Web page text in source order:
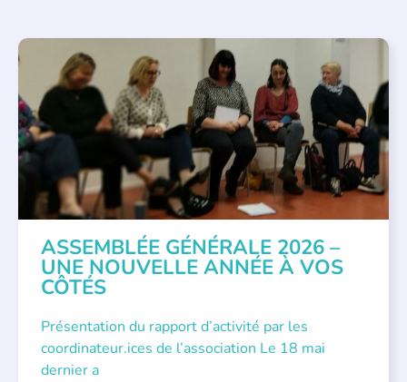
APPEL À SOUTIEN , VIE DE L'ASSOCIATION
ASSEMBLÉE GÉNÉRALE 2026 –
UNE NOUVELLE ANNÉE À VOS
CÔTÉS
Présentation du rapport d’activité par les
coordinateur.ices de l’association Le 18 mai
dernier a